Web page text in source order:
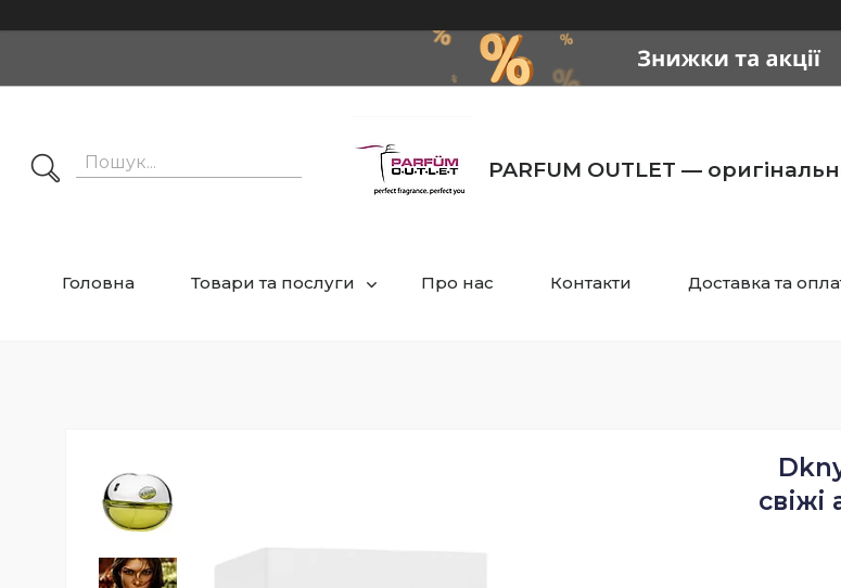
PARFUM OUTLET —
Головна Товари та послуги Про нас Контакти Доставка та